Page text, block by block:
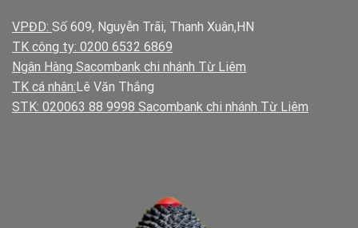
VPĐD: Số 609, Nguyễn Trãi, Thanh Xuân,HN
TK công ty: 0200 6532 6869
Ngân Hàng Sacombank chi nhánh Từ Liêm
TK cá nhân: Lê Văn Thắng
STK: 020063 88 9998 Sacombank chi nhánh Từ Liêm